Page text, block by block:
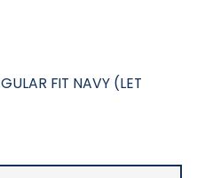
FIT NAVY (LET